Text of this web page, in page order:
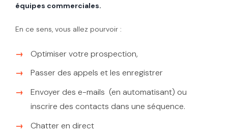
équipes commerciales.
En ce sens, vous allez pourvoir :
Optimiser votre prospection,
Passer des appels et les enregistrer
Envoyer des e-mails (en automatisant) ou
inscrire des contacts dans une séquence.
Chatter en direct